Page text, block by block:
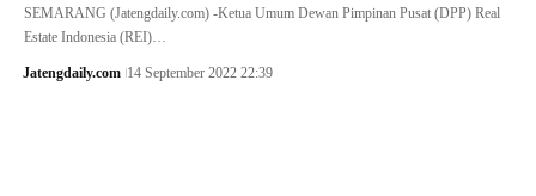
SEMARANG (Jatengdaily.com) -Ketua Umum Dewan Pimpinan Pusat (DPP) Real
Estate Indonesia (REI)…
Jatengdaily.com 14 September 2022 22:39